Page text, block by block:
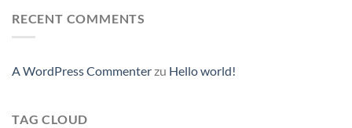
RECENT COMMENTS
A WordPress Commenterzu Hello world!
TAG CLOUD